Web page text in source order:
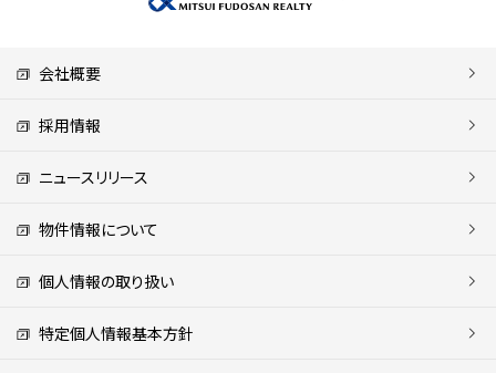
会社概要
採用情報
ニュースリリース
物件情報について
個人情報の取り扱い
特定個人情報基本方針